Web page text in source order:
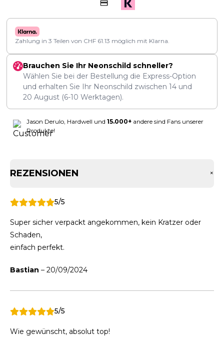
Zahlung in 3 Teilen von CHF 61.13 möglich mit Klarna.
Brauchen Sie Ihr Neonschild schneller?
Wählen Sie bei der Bestellung die Express-Option
und erhalten Sie Ihr Neonschild zwischen 14 und
20 August (6-10 Werktagen).
Jason Derulo, Hardwell und 15.000+ andere sind Fans unserer
Produkte!
REZENSIONEN +
5/5
Super sicher verpackt angekommen, kein Kratzer oder
Schaden,
einfach perfekt.
Bastian – 20/09/2024
5/5
Wie gewünscht, absolut top!